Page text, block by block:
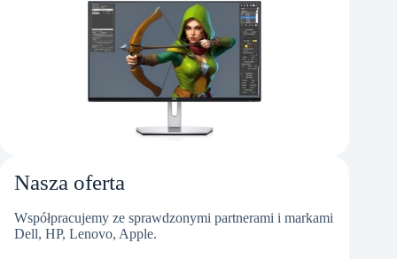
Nasza oferta
Współpracujemy ze sprawdzonymi partnerami i markami
Dell, HP, Lenovo, Apple.